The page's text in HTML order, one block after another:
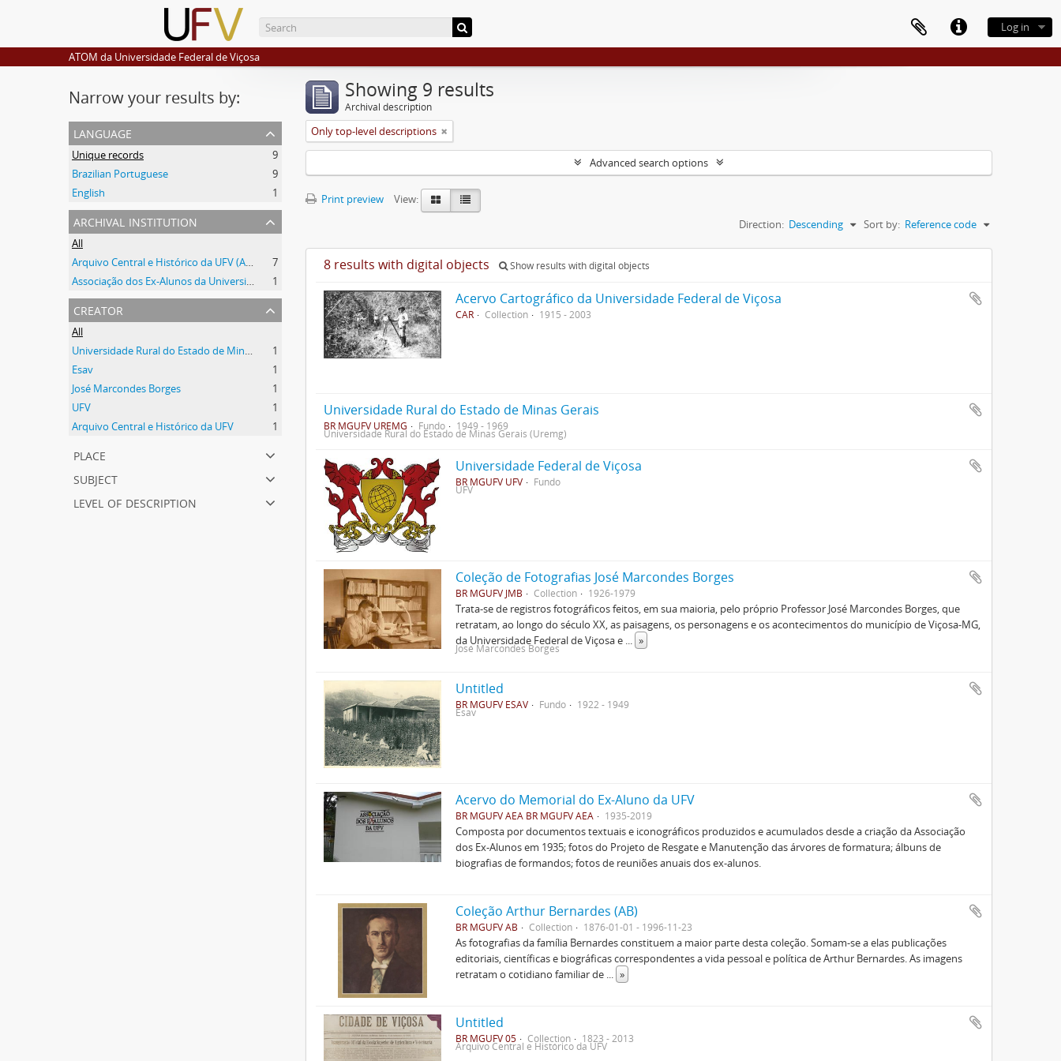
Log in
ATOM da Universidade Federal de Viçosa
Narrow your results by:
language
Unique records
9
Brazilian Portuguese
9
English
1
archival institution
All
Arquivo Central e Histórico da UFV (ACH-UFV)
7
Associação dos Ex-Alunos da Universidade Federal de Viçosa (AEA)
1
creator
All
Universidade Rural do Estado de Minas Gerais (Uremg)
1
Esav
1
José Marcondes Borges
1
UFV
1
Arquivo Central e Histórico da UFV
1
place
subject
level of description
Showing 9 results
Archival description
Only top-level descriptions
Advanced search options
Print preview
View:
Sort by: Reference code
Direction: Descending
8 results with digital objects Show results with digital objects
Acervo Cartográfico da Universidade Federal de Viçosa
CAR Collection 1915 - 2003
Universidade Rural do Estado de Minas Gerais
BR MGUFV UREMG Fundo 1949 - 1969
Universidade Rural do Estado de Minas Gerais (Uremg)
Universidade Federal de Viçosa
BR MGUFV UFV Fundo
UFV
Coleção de Fotografias José Marcondes Borges
BR MGUFV JMB Collection 1926-1979
Trata-se de registros fotográficos feitos, em sua maioria, pelo próprio Professor José Marcondes Borges, que
retratam, ao longo do século XX, as paisagens, os personagens e os acontecimentos do município de Viçosa-MG,
da Universidade Federal de Viçosa e
»
José Marcondes Borges
Untitled
BR MGUFV ESAV Fundo 1922 - 1949
Esav
Acervo do Memorial do Ex-Aluno da UFV
BR MGUFV AEA BR MGUFV AEA 1935-2019
Composta por documentos textuais e iconográficos produzidos e acumulados desde a criação da Associação
dos Ex-Alunos em 1935; fotos do Projeto de Resgate e Manutenção das árvores de formatura; álbuns de
biografias de formandos; fotos de reuniões anuais dos ex-alunos.
Coleção Arthur Bernardes (AB)
BR MGUFV AB Collection 1876-01-01 - 1996-11-23
As fotografias da família Bernardes constituem a maior parte desta coleção. Somam-se a elas publicações
editoriais, científicas e biográficas correspondentes a vida pessoal e política de Arthur Bernardes. As imagens
retratam o cotidiano familiar de
»
Untitled
BR MGUFV 05 Collection 1823 - 2013
Arquivo Central e Histórico da UFV